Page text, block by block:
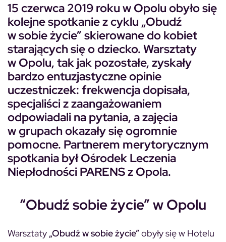
15 czerwca 2019 roku w Opolu obyło się
kolejne spotkanie z cyklu „Obudź
w sobie życie” skierowane do kobiet
starających się o dziecko. Warsztaty
w Opolu, tak jak pozostałe, zyskały
bardzo entuzjastyczne opinie
uczestniczek: frekwencja dopisała,
specjaliści z zaangażowaniem
odpowiadali na pytania, a zajęcia
w grupach okazały się ogromnie
pomocne. Partnerem merytorycznym
spotkania był Ośrodek Leczenia
Niepłodności PARENS z Opola.
“Obudź sobie życie” w Opolu
Warsztaty „Obudź w sobie życie”obyły się w Hotelu